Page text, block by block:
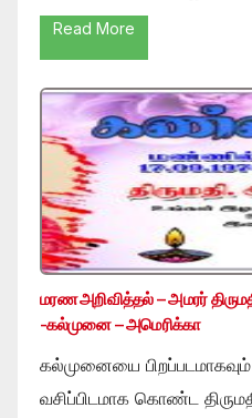
Read More
மரண அறிவித்தல் – அமரர்
-கல்முனை – அமெரிக்கா
கல்முனையை
வசிப்பிடமாக கொண்ட